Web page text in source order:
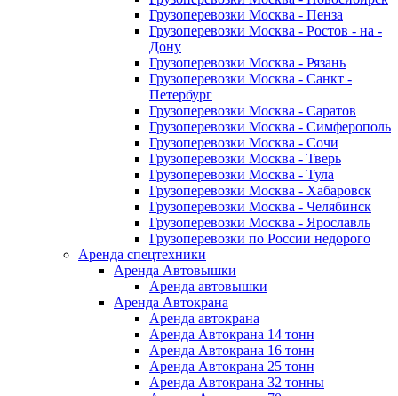
Грузоперевозки Москва - Пенза
Грузоперевозки Москва - Ростов - на -
Дону
Грузоперевозки Москва - Рязань
Грузоперевозки Москва - Санкт -
Петербург
Грузоперевозки Москва - Саратов
Грузоперевозки Москва - Симферополь
Грузоперевозки Москва - Сочи
Грузоперевозки Москва - Тверь
Грузоперевозки Москва - Тула
Грузоперевозки Москва - Хабаровск
Грузоперевозки Москва - Челябинск
Грузоперевозки Москва - Ярославль
Грузоперевозки по России недорого
Аренда спецтехники
Аренда Автовышки
Аренда автовышки
Аренда Автокрана
Аренда автокрана
Аренда Автокрана 14 тонн
Аренда Автокрана 16 тонн
Аренда Автокрана 25 тонн
Аренда Автокрана 32 тонны